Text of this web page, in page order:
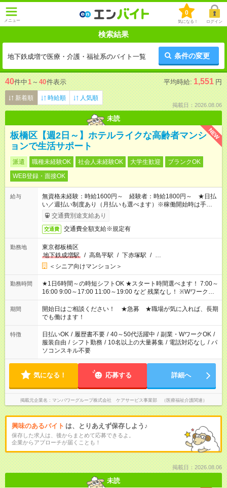
メニュー
0
気になる！ ログイン
検索結果
地下鉄成増で医療・介護・福祉系のバイト一覧 条件の変更
40件中1 ～ 40件表示 平均時給: 1,551 円
新着順 時給順 人気順
掲載日：2026.08.06
未読
NEW
板橋区【週2日～】ホテルライクな高齢者マンシ
ョンで生活サポート
派遣 職種未経験OK 社会人未経験OK 大学生歓迎
ブランクOK
WEB登録・面接OK
給与
無資格未経験：時給1600円～ 経験者：時給1800円～ ★日払
い／週払い制度あり（月払いも選べます）※稼働開始時は手続き
完了次第のお支払いとなります。
交通費別途支給あり
交通費 交通費全額支給※規定有
勤務地
東京都板橋区
地下鉄成増駅
/ 高島平駅 / 下赤塚駅 / …
＜シニア向けマンション＞
勤務時間
★1日6時間～の時短シフトOK ★スタート時間選べます！ 7:00～
16:00 9:00～17:00 11:00～19:00 など 残業なし！ ※Wワークの
場合、他のお仕事と合わせ週40時間超の就業はご案内できませ
ん ※法令に基づき、週20時間以上勤務は社会保険への加入対象
となります ※労働者派遣法（日雇い派遣の原則禁止）により、
短時間・短期間の就業はご案内が難しい場合があります
期間
開始日はご相談ください！ ★急募 ★職場が気に入れば、長期
でも働けます！
特徴 日払いOK / 履歴書不要 / 40～50代活躍中 / 副業・WワークOK /
服装自由 / シフト勤務 / 10名以上の大量募集 / 電話対応なし / パ
ソコンスキル不要
気になる！ 応募する 詳細へ
掲載元企業名 マンパワーグループ株式会社 ケアサービス事業部 （医療福祉介護関連）
興味のあるバイト は、とりあえず保存しよう♪
保存した求人は、後からまとめて応募できるよ。
企業からアプローチが届くことも！
掲載日：2026.08.06
未読